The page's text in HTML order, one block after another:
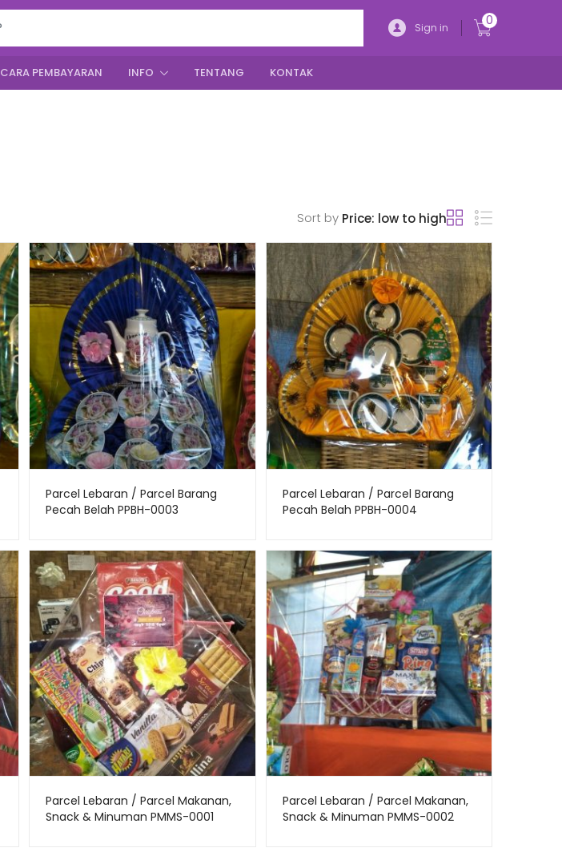
Sign in 0
CARA PEMBAYARAN INFO TENTANG KONTAK
Sort by
Parcel Lebaran / Parcel Barang
Pecah Belah PPBH-0003
Parcel Lebaran / Parcel Barang
Pecah Belah PPBH-0004
Parcel Lebaran / Parcel Makanan,
Snack & Minuman PMMS-0001
Parcel Lebaran / Parcel Makanan,
Snack & Minuman PMMS-0002